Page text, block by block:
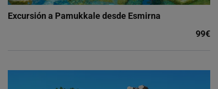
Excursión a Pamukkale desde Esmirna
99€